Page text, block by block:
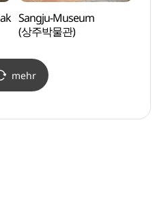
Sangju-Museum
(상주박물관)
mehr